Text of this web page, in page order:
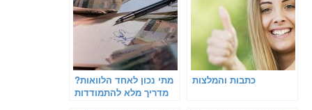
מתי נכון לאחד הלוואות?
מדריך מלא להתמודדות
כתבות והמלצות